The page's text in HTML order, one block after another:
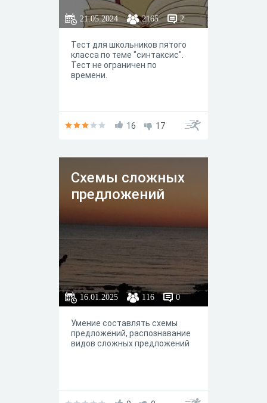
21.05.2024 2165 2
Тест для школьников пятого
класса по теме "синтаксис".
Тест не ограничен по
времени.
16 17
Схемы сложных
предложений
16.01.2025 116 0
Умение составлять схемы
предложений, распознавание
видов сложных предложений